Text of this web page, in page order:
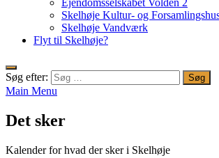
Ejendomsselskabet Volden 2
Skelhøje Kultur- og
Skelhøje Vandværk
Flyt til Skelhøje?
Søg efter:
Main Menu
Det sker
Kalender for hvad der sker i Skelhøje